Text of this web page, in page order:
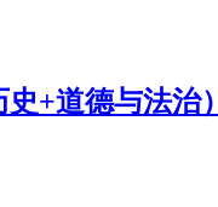
+道德与法治